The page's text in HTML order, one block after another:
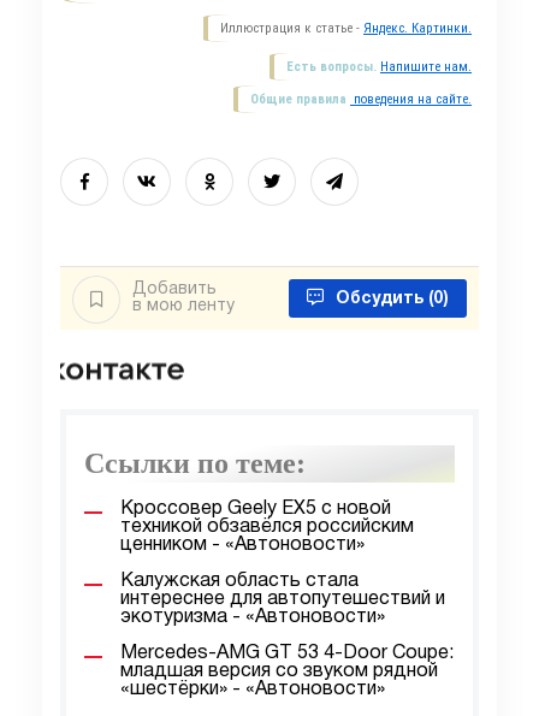
Иллюстрация к статье - Яндекс. Картинки.
Есть вопросы. Напишите нам.
Общие правила поведения на сайте.
Добавить
в мою ленту
Обсудить (0)
Ссылки по теме:
Кроссовер Geely EX5 с новой
техникой обзавёлся российским
ценником - «Автоновости»
Калужская область стала
интереснее для автопутешествий и
экотуризма - «Автоновости»
Mercedes-AMG GT 53 4-Door Coupe:
младшая версия со звуком рядной
«шестёрки» - «Автоновости»